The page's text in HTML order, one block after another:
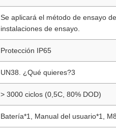
Se aplicará el método de ensayo
instalaciones de ensayo.
Protección IP65
UN38. ¿Qué quieres?3
> 3000 ciclos (0,5C, 80% DOD)
Batería*1, Manual del usuario*1,